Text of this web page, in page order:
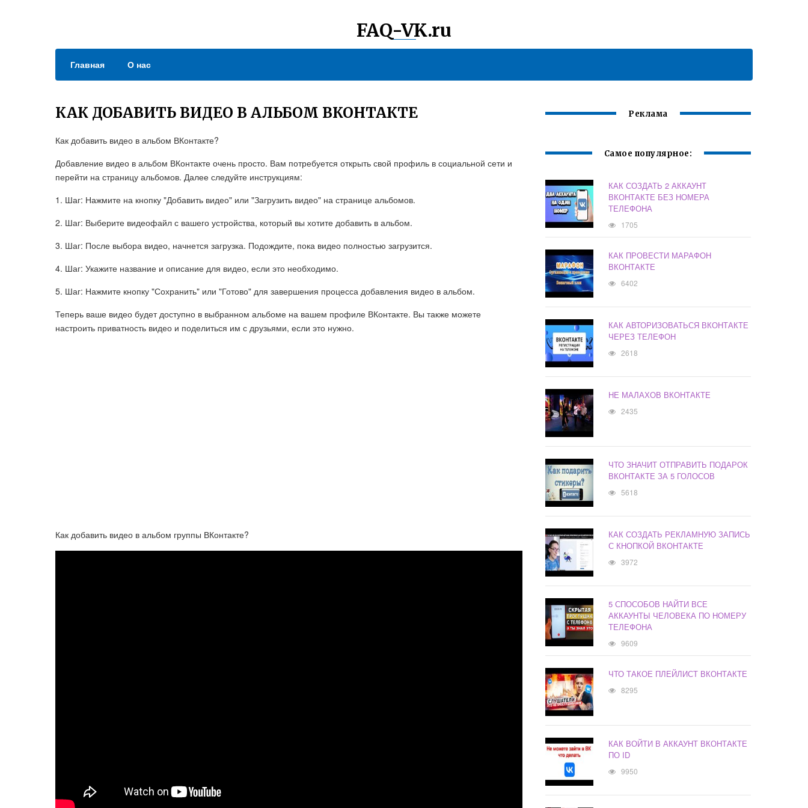
FAQ-VK.ru
Главная О нас
КАК ДОБАВИТЬ ВИДЕО В АЛЬБОМ ВКОНТАКТЕ
Как добавить видео в альбом ВКонтакте?
Добавление видео в альбом ВКонтакте очень просто. Вам потребуется открыть свой профиль в социальной сети и
перейти на страницу альбомов. Далее следуйте инструкциям:
1. Шаг: Нажмите на кнопку "Добавить видео" или "Загрузить видео" на странице альбомов.
2. Шаг: Выберите видеофайл с вашего устройства, который вы хотите добавить в альбом.
3. Шаг: После выбора видео, начнется загрузка. Подождите, пока видео полностью загрузится.
4. Шаг: Укажите название и описание для видео, если это необходимо.
5. Шаг: Нажмите кнопку "Сохранить" или "Готово" для завершения процесса добавления видео в альбом.
Теперь ваше видео будет доступно в выбранном альбоме на вашем профиле ВКонтакте. Вы также можете
настроить приватность видео и поделиться им с друзьями, если это нужно.
Как добавить видео в альбом группы ВКонтакте?
Реклама
Самое популярное:
КАК СОЗДАТЬ 2 АККАУНТ
ВКОНТАКТЕ БЕЗ НОМЕРА
ТЕЛЕФОНА
1705
КАК ПРОВЕСТИ МАРАФОН
ВКОНТАКТЕ
6402
КАК АВТОРИЗОВАТЬСЯ ВКОНТАКТЕ
ЧЕРЕЗ ТЕЛЕФОН
2618
НЕ МАЛАХОВ ВКОНТАКТЕ
2435
ЧТО ЗНАЧИТ ОТПРАВИТЬ ПОДАРОК
ВКОНТАКТЕ ЗА 5 ГОЛОСОВ
5618
КАК СОЗДАТЬ РЕКЛАМНУЮ ЗАПИСЬ
С КНОПКОЙ ВКОНТАКТЕ
3972
5 СПОСОБОВ НАЙТИ ВСЕ
АККАУНТЫ ЧЕЛОВЕКА ПО НОМЕРУ
ТЕЛЕФОНА
9609
ЧТО ТАКОЕ ПЛЕЙЛИСТ ВКОНТАКТЕ
8295
КАК ВОЙТИ В АККАУНТ ВКОНТАКТЕ
ПО ID
9950